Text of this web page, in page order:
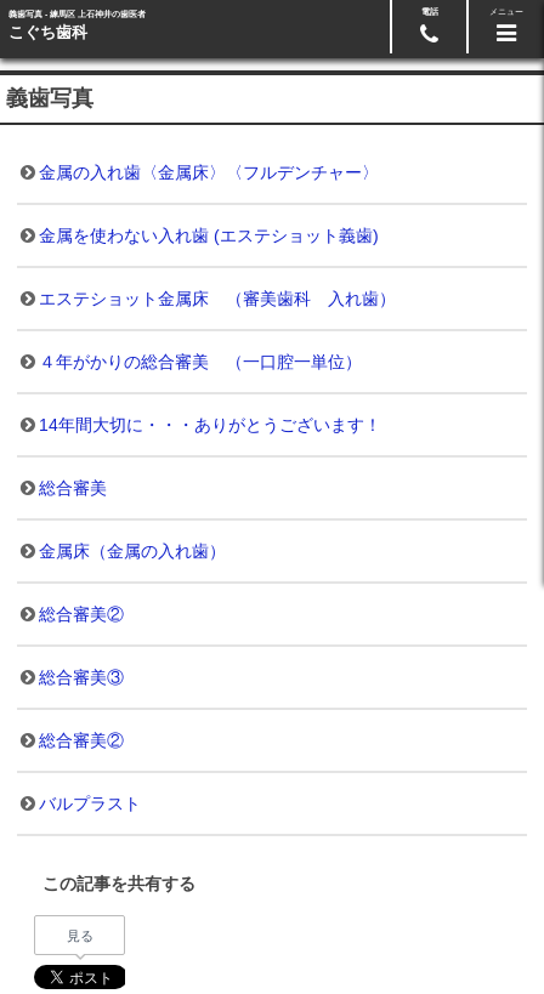
義歯写真 - 練馬区 上石神井の歯医者
こぐち歯科
電話 メニュー
義歯写真
金属の入れ歯〈金属床〉〈フルデンチャー〉
金属を使わない入れ歯 (エステショット義歯)
エステショット金属床 （審美歯科 入れ歯）
４年がかりの総合審美 （一口腔一単位）
14年間大切に・・・ありがとうございます！
総合審美
金属床（金属の入れ歯）
総合審美②
総合審美③
総合審美②
バルプラスト
この記事を共有する
見る
Googleマップ 03-5991-3918